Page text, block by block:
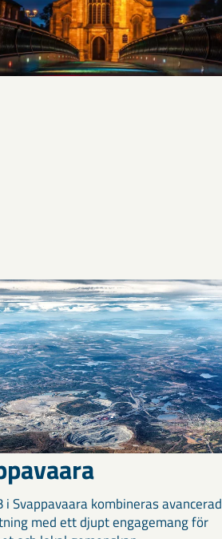
i Svappavaara kombineras avancerad
med ett djupt engagemang för